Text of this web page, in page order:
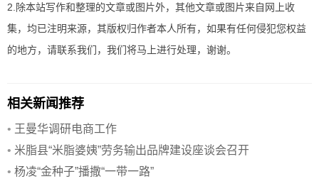
2.除本站写作和整理的文章或图片外，其他文章或图片来自网上收
集，均已注明来源，其版权归作者本人所有，如果有任何侵犯您权益
的地方，请联系我们，我们将马上进行处理，谢谢。
相关新闻推荐
• 王曼华调研电商工作
• 米脂县“米脂婆姨”劳务输出品牌建设座谈会召开
• 杨凌“金种子”播撒“一带一路”